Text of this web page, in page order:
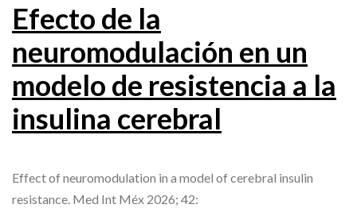
Efecto de la
neuromodulación en un
modelo de resistencia a la
insulina cerebral
Effect of neuromodulation in a model of cerebral insulin
resistance. Med Int Méx 2026; 42: